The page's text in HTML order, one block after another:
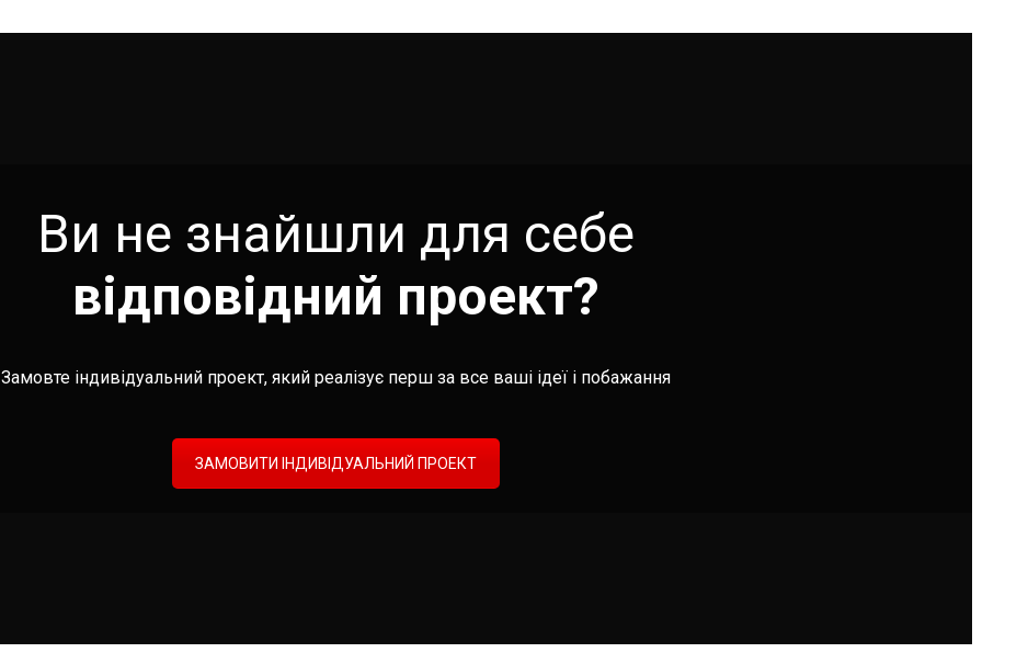
Ви не знайшли для себе
відповідний проект?
Замовте індивідуальний проект, який реалізує перш за все ваші ідеї і побажання
ЗАМОВИТИ ІНДИВІДУАЛЬНИЙ ПРОЕКТ